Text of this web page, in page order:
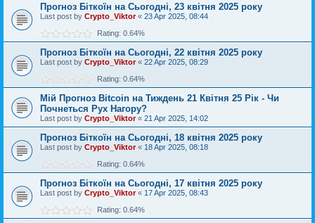
Прогноз Біткоїн на Сьогодні, 23 квітня 2025 року
Last post by Crypto_Viktor« 23 Apr 2025, 08:44
Rating: 0.64%
Прогноз Біткоїн на Сьогодні, 22 квітня 2025 року
Last post by Crypto_Viktor« 22 Apr 2025, 08:29
Rating: 0.64%
Мій Прогноз Bitcoin на Тиждень 21 Квітня 25 Рік - Чи
Почнеться Рух Нагору?
Last post by Crypto_Viktor« 21 Apr 2025, 14:02
Прогноз Біткоїн на Сьогодні, 18 квітня 2025 року
Last post by Crypto_Viktor« 18 Apr 2025, 08:18
Rating: 0.64%
Прогноз Біткоїн на Сьогодні, 17 квітня 2025 року
Last post by Crypto_Viktor« 17 Apr 2025, 08:43
Rating: 0.64%